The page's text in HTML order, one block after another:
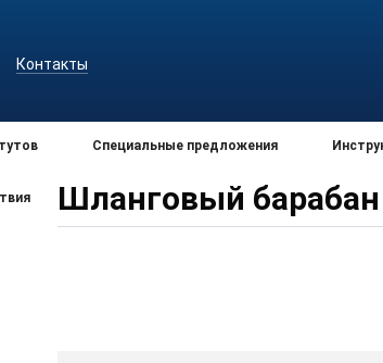
Контакты
Специальные предложения
Шланговый барабан